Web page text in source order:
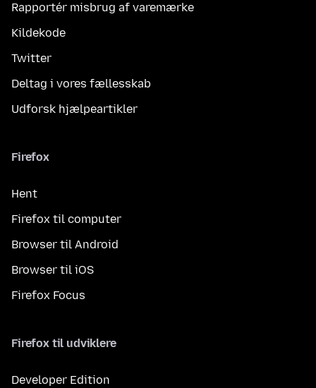
Rapportér misbrug af varemærke
Kildekode
Twitter
Deltag i vores fællesskab
Udforsk hjælpeartikler
Firefox
Hent
Firefox til computer
Browser til Android
Browser til iOS
Firefox Focus
Firefox til udviklere
Developer Edition